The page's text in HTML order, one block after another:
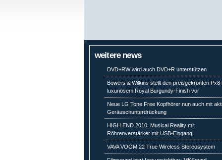
weitere news
DVD+RW wird auch DVD+R unterstützen
Bowers & Wilkins stellt den preisgekrönten Px8
luxuriösem Royal Burgundy-Finish vor
Neue LG Tone Free Kopfhörer nun auch mit
Geräuschunterdrückung
HIGH END 2010: Musical Reality mit
Röhrenverstärker mit USB-Eingang
VAVA VOOM 22 True Wireless Stereosystem